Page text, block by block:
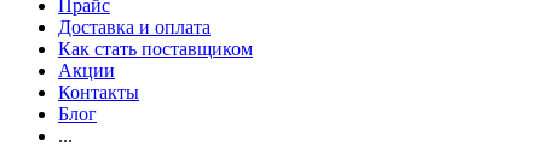
Прайс
Доставка и оплата
Как стать поставщиком
Акции
Контакты
Блог
...